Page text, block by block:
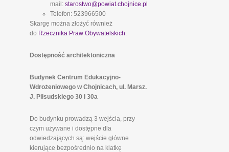
mail: starostwo@powiat.chojnice.pl
Telefon: 523966500
Skargę można złożyć również
do Rzecznika Praw Obywatelskich.
Dostępność architektoniczna
Budynek Centrum Edukacyjno-
Wdrożeniowego w Chojnicach, ul. Marsz.
J. Piłsudskiego 30 i 30a
Do budynku prowadzą 3 wejścia, przy
czym używane i dostępne dla
odwiedzających są: wejście główne
kierujące bezpośrednio na klatkę